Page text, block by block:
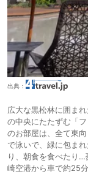
出典：
広大な黒松林に囲ま
の中央にたたずむ「
のお部屋は、全て東
で泳いで、緑に包ま
り、朝食を食べたり
崎空港から車で約25分